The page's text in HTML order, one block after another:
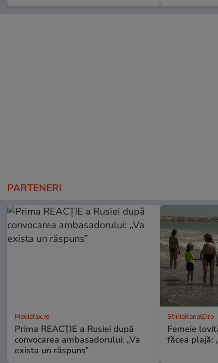
PARTENERI
Mediafax.ro
Prima REACȚIE a Rusiei după
convocarea ambasadorului: „Va
exista un răspuns”
StirileKanalD.ro
Femeie
făcea plajă: